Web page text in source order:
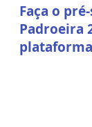
Faça o
Padroeira